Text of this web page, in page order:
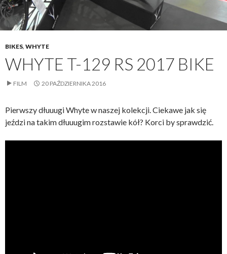
BIKES, WHYTE
WHYTE T-129 RS 2017 BIKE
FILM 20 PAŹDZIERNIKA 2016
Pierwszy dłuuugi Whyte w naszej kolekcji. Ciekawe jak się
jeździ na takim dłuuugim rozstawie kół? Korci by sprawdzić.